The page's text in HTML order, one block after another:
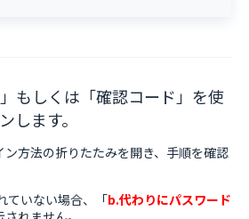
」もしくは「確認コード」を使
します。
方法の折りたたみを開き、手順を確認
ていない場合、「b.代わりにパスワード